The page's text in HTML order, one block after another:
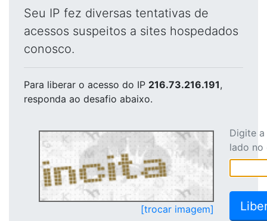
Seu IP fez diversas tentativas de
acessos suspeitos a sites hospedados
conosco.
Para liberar o acesso do IP 216.73.216.191,
responda ao desafio abaixo.
[trocar imagem]
Digite
lado no